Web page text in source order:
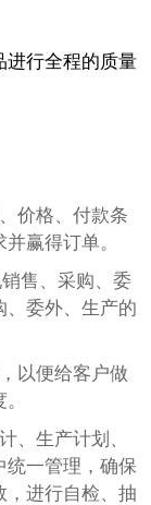
进行全程的质量
价格、付款条
赢得订单。
售、采购、委
、委外、生产的
以便给客户做
、生产计划、
统一管理，确保
，进行自检、抽